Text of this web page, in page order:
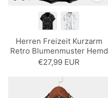
Herren Freizeit Kurzarm
Retro Blumenmuster Hemd
Navy Blau
€27,99 EUR